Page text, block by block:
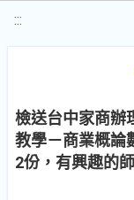
:::
檢送台中家商辦
教學－商業概論
2份，有興趣的